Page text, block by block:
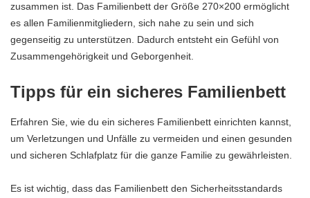
zusammen ist. Das Familienbett der Größe 270×200 ermöglicht
es allen Familienmitgliedern, sich nahe zu sein und sich
gegenseitig zu unterstützen. Dadurch entsteht ein Gefühl von
Zusammengehörigkeit und Geborgenheit.
Tipps für ein sicheres Familienbett
Erfahren Sie, wie du ein sicheres Familienbett einrichten kannst,
um Verletzungen und Unfälle zu vermeiden und einen gesunden
und sicheren Schlafplatz für die ganze Familie zu gewährleisten.
Es ist wichtig, dass das Familienbett den Sicherheitsstandards